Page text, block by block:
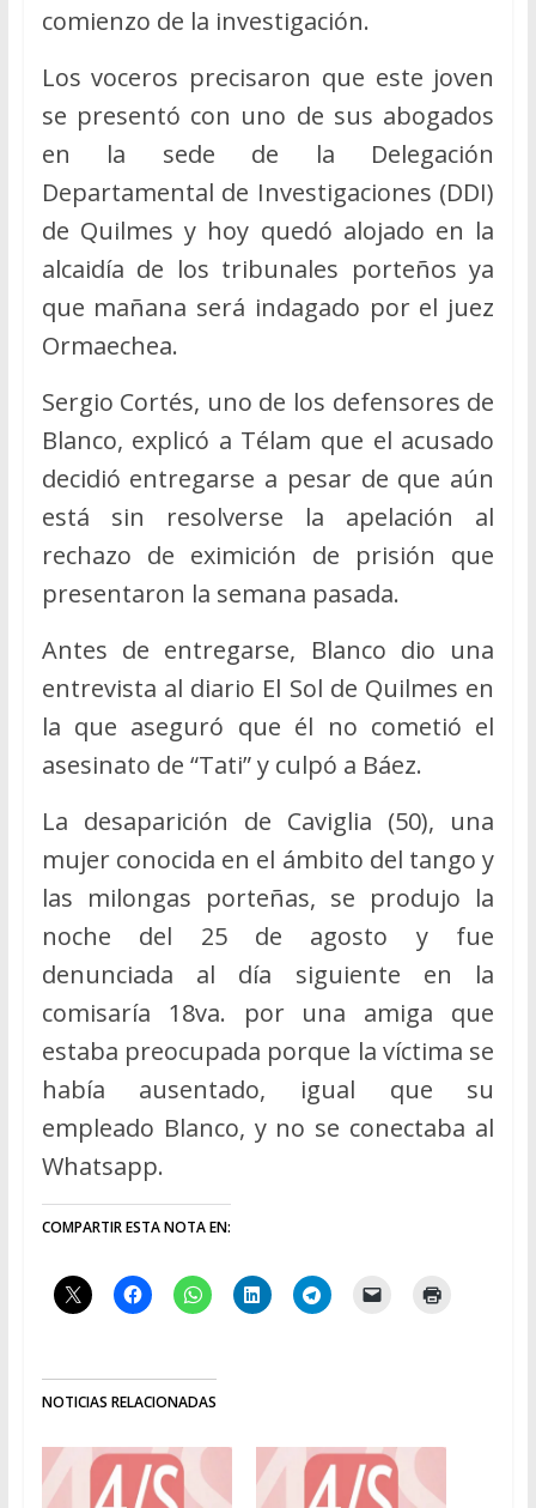
comienzo de la investigación.
Los voceros precisaron que este joven
se presentó con uno de sus abogados
en la sede de la Delegación
Departamental de Investigaciones (DDI)
de Quilmes y hoy quedó alojado en la
alcaidía de los tribunales porteños ya
que mañana será indagado por el juez
Ormaechea.
Sergio Cortés, uno de los defensores de
Blanco, explicó a Télam que el acusado
decidió entregarse a pesar de que aún
está sin resolverse la apelación al
rechazo de eximición de prisión que
presentaron la semana pasada.
Antes de entregarse, Blanco dio una
entrevista al diario El Sol de Quilmes en
la que aseguró que él no cometió el
asesinato de “Tati” y culpó a Báez.
La desaparición de Caviglia (50), una
mujer conocida en el ámbito del tango y
las milongas porteñas, se produjo la
noche del 25 de agosto y fue
denunciada al día siguiente en la
comisaría 18va. por una amiga que
estaba preocupada porque la víctima se
había ausentado, igual que su
empleado Blanco, y no se conectaba al
Whatsapp.
COMPARTIR ESTA NOTA EN:
NOTICIAS RELACIONADAS